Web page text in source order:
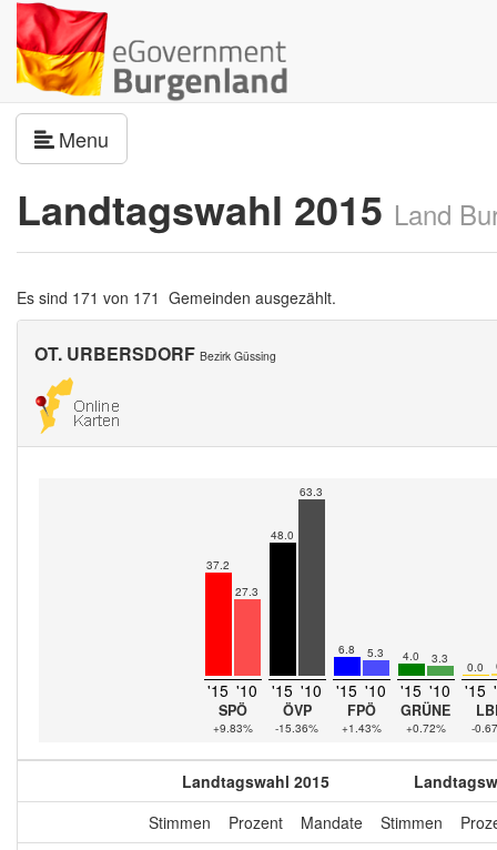
Menu
Landtagswahl 2015 Land
Es sind 171 von 171 Gemeinden ausgezählt.
OT. URBERSDORF Bezirk Güssing
37.2
27.3
'15 '10
SPÖ
+9.83%
48.0
63.3
'15 '10
ÖVP
-15.36%
6.8 5.3
'15 '10
FPÖ
+1.43%
4.0 3.3
'15 '10
GRÜNE
+0.72%
0.0
'15
-
Landtagswahl 2015
Stimmen
Prozent Mandate Stimmen